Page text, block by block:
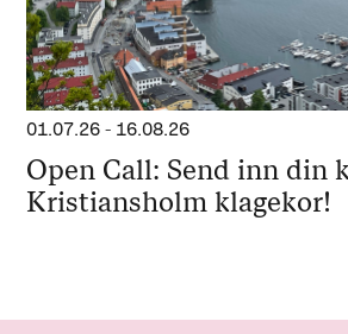
01.07.26 - 16.08.26
Open Call: Send inn din
Kristiansholm klagekor!